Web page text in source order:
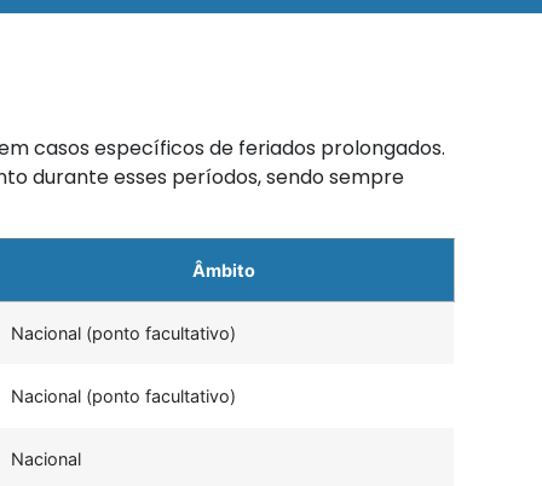
casos específicos de feriados prolongados.
durante esses períodos, sendo sempre
Âmbito
Nacional (ponto facultativo)
Nacional (ponto facultativo)
Nacional